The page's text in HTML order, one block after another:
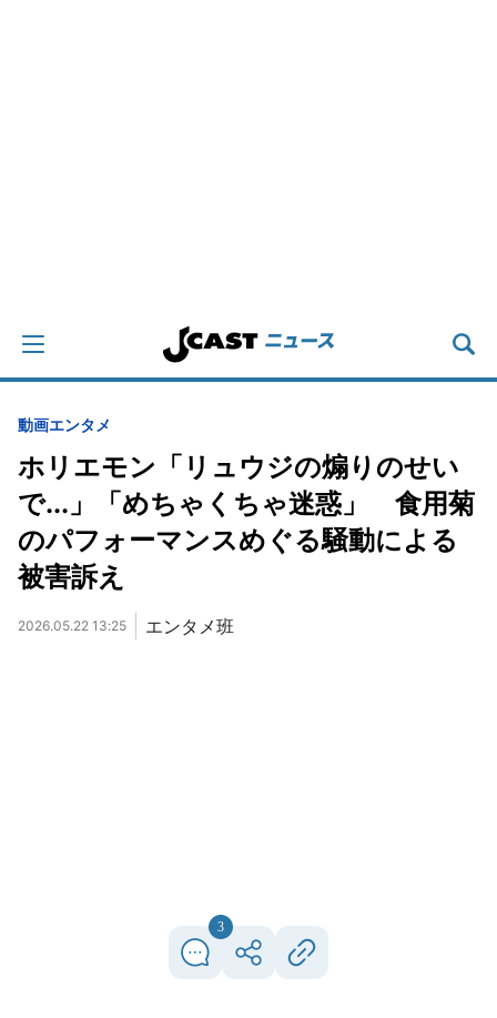
動画エンタメ
ホリエモン「リュウジの煽りのせい
で...」「めちゃくちゃ迷惑」 食用菊
のパフォーマンスめぐる騒動による
被害訴え
2026.05.22 13:25 エンタメ班
3